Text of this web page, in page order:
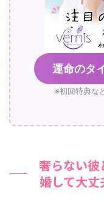
運命のタ
※初回特典な
奢らない
婚して大